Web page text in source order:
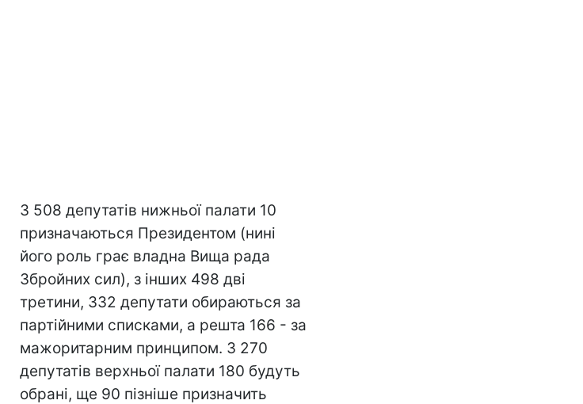
З 508 депутатів нижньої палати 10
призначаються Президентом (нині
його роль грає владна Вища рада
Збройних сил), з інших 498 дві
третини, 332 депутати обираються за
партійними списками, а решта 166 - за
мажоритарним принципом. З 270
депутатів верхньої палати 180 будуть
обрані, ще 90 пізніше призначить